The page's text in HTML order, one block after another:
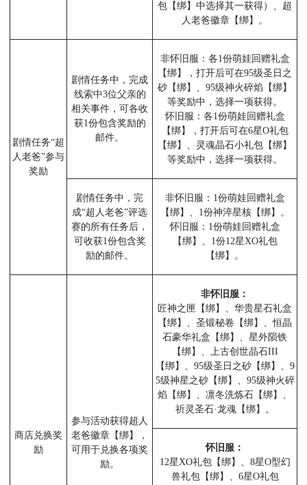
包【绑】中选择其一获得）、超
人老爸徽章【绑】。
剧情任务“超
人老爸”参与
奖励
剧情任务中，完成
线索中3位父亲的
相关事件，可各收
获1份包含奖励的
邮件。
非怀旧服：各1份萌娃回赠礼盒
【绑】，打开后可在95级圣日之
砂【绑】、95级神火碎焰【绑】
等奖励中，选择一项获得。
怀旧服：各1份萌娃回赠礼盒
【绑】，打开后可在6星O礼包
【绑】、灵魂晶石小礼包【绑】
等奖励中，选择一项获得。
剧情任务中，完
成“超人老爸”评选
赛的所有任务后，
可收获1份包含奖
励的邮件。
非怀旧服：1份萌娃回赠礼盒
【绑】、1份神淬星核【绑】。
怀旧服：1份萌娃回赠礼盒
【绑】、1份12星XO礼包
【绑】。
商店兑换奖
励
参与活动获得超人
老爸徽章【绑】，
可用于兑换各项奖
励。
非怀旧服：
匠神之匣【绑】、华贵星石礼盒
【绑】、圣锻秘卷【绑】、恒晶
石豪华礼盒【绑】、星外陨铁
【绑】、上古创世晶石III
【绑】、95级圣日之砂【绑】、9
5级神星之砂【绑】、95级神火碎
焰【绑】、凛冬洗炼石【绑】、
祈灵圣石·龙魂【绑】。
怀旧服：
12星XO礼包【绑】、8星O型幻
兽礼包【绑】、6星O礼包